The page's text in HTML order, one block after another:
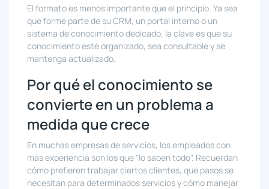
El formato es menos importante que el principio. Ya sea
que forme parte de su CRM, un portal interno o un
sistema de conocimiento dedicado, la clave es que su
conocimiento esté organizado, sea consultable y se
mantenga actualizado.
Por qué el conocimiento se
convierte en un problema a
medida que crece
En muchas empresas de servicios, los empleados con
más experiencia son los que "lo saben todo". Recuerdan
cómo prefieren trabajar ciertos clientes, qué pasos se
necesitan para determinados servicios y cómo manejar